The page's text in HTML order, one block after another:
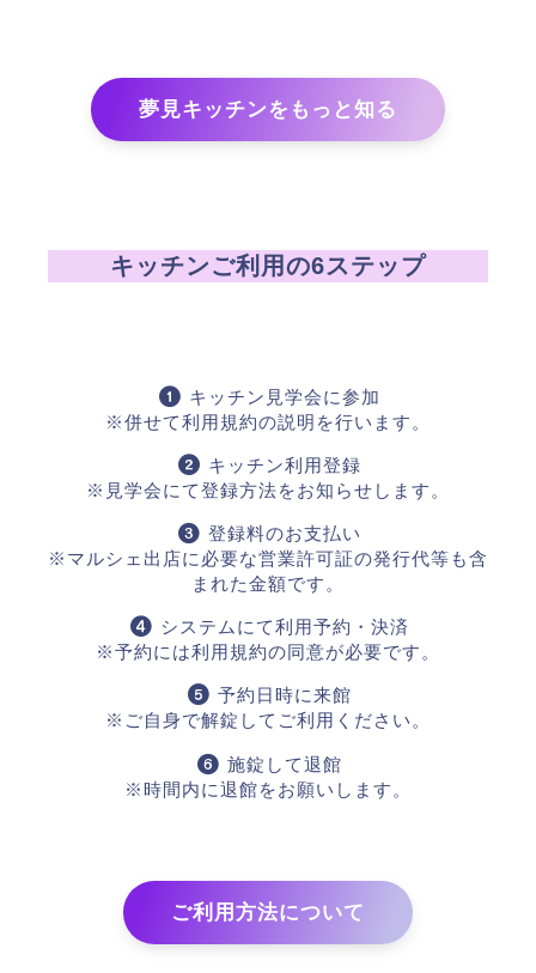
夢見キッチンをもっと知る
キッチンご利用の6ステップ
キッチン見学会に参加
※併せて利用規約の説明を行います。
キッチン利用登録
※見学会にて登録方法をお知らせします。
登録料のお支払い
※マルシェ出店に必要な営業許可証の発行代等も含
まれた金額です。
システムにて利用予約・決済
※予約には利用規約の同意が必要です。
予約日時に来館
※ご自身で解錠してご利用ください。
施錠して退館
※時間内に退館をお願いします。
ご利用方法について